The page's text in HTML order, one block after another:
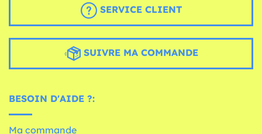
SERVICE CLIENT
SUIVRE MA COMMANDE
BESOIN D'AIDE ?:
Ma commande